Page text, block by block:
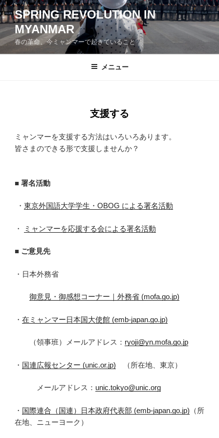
コ
ン
テ
ン
ツ
SPRING REVOLUTION IN
MYANMAR
春の革命、今ミャンマーで起きていること
メニュー
支援する
ミャンマーを支援する方法はいろいろあります。
皆さまのできる形で支援しませんか？
■ 署名活動
・ 東京外国語大学学生・OBOG による署名活動
・ ミャンマーを応援する会による署名活動
■ ご意見先
・日本外務省
御意見・御感想コーナー｜外務省 (mofa.go.jp)
・ 在ミャンマー日本国大使館 (emb-japan.go.jp)
（領事班）メールアドレス： ryoji@yn.mofa.go.jp
・ 国連広報センター (unic.or.jp) （所在地、東京）
メールアドレス： unic.tokyo@unic.org
・ 国際連合（国連）日本政府代表部 (emb-japan.go.jp) （所
在地、ニューヨーク）